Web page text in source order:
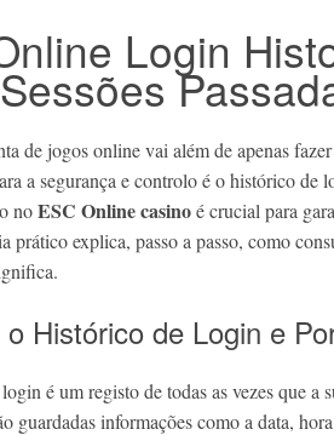
Login
de jogos online vai além de apenas
a segurança e controlo é o histórico de
noESC Online casinoé crucial para
prático explica, passo a passo, como
Histórico de Login e
é um registo de todas as vezes que a
guardadas informações como a data,